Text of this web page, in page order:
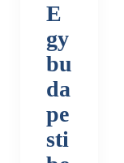
E
gy
bu
da
pe
sti